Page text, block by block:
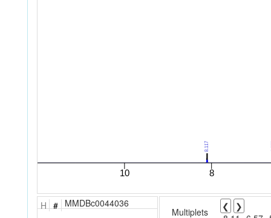
H # MMDBc0044036
Multiplets ❮
❯